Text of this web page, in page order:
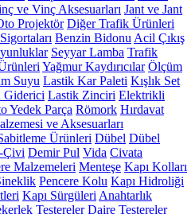
ve Vinç Aksesuarları Jant ve Jant
Projektör Diğer Trafik Ürünleri
Benzin Bidonu Acil Çıkış
Seyyar Lamba Trafik
Yağmur Kaydırıcılar Ölçüm
Suyu Lastik Kar Paleti Kışlık Set
Giderici Lastik Zinciri Elektrikli
Yedek Parça Römork Hırdavat
ve Aksesuarları
Ürünleri Dübel Dübel
Çivi Demir Pul Vida Civata
Malzemeleri Menteşe Kapı Kolları
Pencere Kolu Kapı Hidroliği
Kapı Sürgüleri Anahtarlık
Testereler Daire Testereler